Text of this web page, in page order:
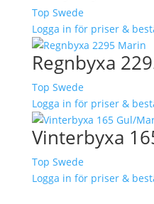
Top Swede
Logga in för priser &
Regnbyxa
Top Swede
Logga in för priser &
Vinterbyxa
Top Swede
Logga in för priser &